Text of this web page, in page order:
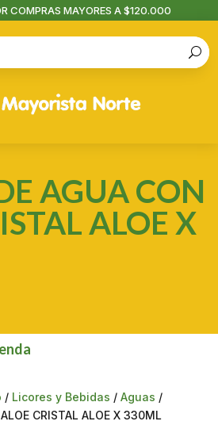
COMPRAS MAYORES A $120.000
AGUA CON
ALOE X
/ Licores y Bebidas /Aguas /
CRISTAL ALOE X 330ML